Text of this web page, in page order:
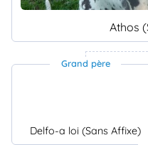
Athos
Grand père
Delfo-a loi (Sans Affixe)